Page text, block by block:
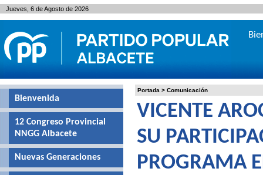
Portada > Comunicación
VICENTE
SU
PROGRAMA
Bienvenida
12 Congreso Provincial
NNGG Albacete
Nuevas Generaciones
Jueves, 6 de Agosto de 2026